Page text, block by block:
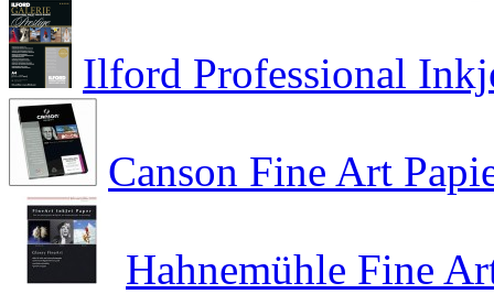
Ilford Professional
Canson Fine Art
Hahnemühle Fine